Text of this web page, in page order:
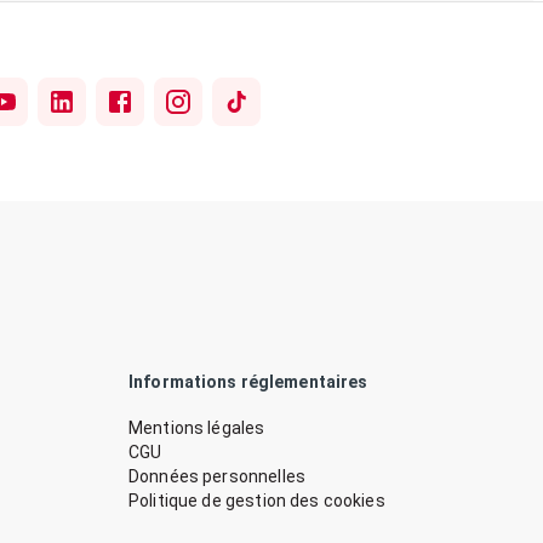
Informations réglementaires
Mentions légales
CGU
Données personnelles
Politique de gestion des cookies